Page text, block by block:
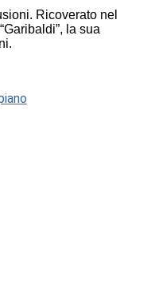
Ricoverato nel
la sua